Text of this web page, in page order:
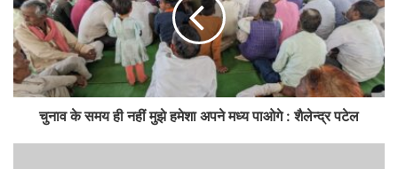
चुनाव के समय ही नहीं मुझे हमेशा अपने मध्य पाओगे : शैलेन्द्र पटेल